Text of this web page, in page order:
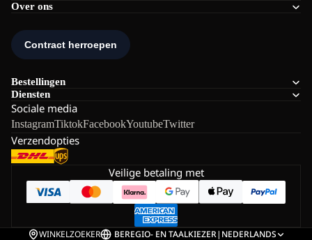
Over ons
Bestellingen
Diensten
Sociale media
InstagramTiktokFacebookYoutubeTwitter
Verzendopties
Veilige betaling met
WINKELZOEKER BEREGIO- EN TAALKIEZER| NEDERLANDS